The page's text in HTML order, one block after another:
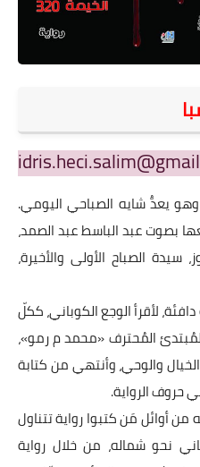
على مقام سبا
فيديوهات
أعداد جريدة سبا
يعدُّ شايه الصباحي اليومي.
بصوت عبد الباسط عبد الصمد،
سيدة الصباح الأولى والأخيرة،
لأقرأ الوجع الكوباني، ككلّ
المُحترف «محمد م رمو»،
والوحي، وأنتهي من كتابة
حروف الرواية.
أوائل مَن كتبوا رواية تتناول
نحو شماله، من خلال رواية